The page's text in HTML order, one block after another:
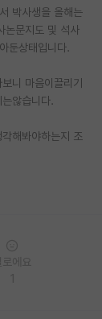
박사생을 올해는
논문지도 및 석사
둔상태입니다.
니 마음이끌리기
않습니다.
해봐야하는지 조